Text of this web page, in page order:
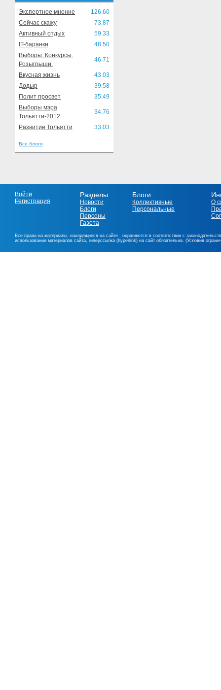
Экспертное мнение
126.60
Сейчас скажу
73.87
Активный отдых
59.33
IT-баранки
48.50
Выборы. Конкурсы.
Розыгрыши.
46.71
Вкусная жизнь
43.03
Додыр
39.58
Полит просвет
35.49
Выборы мэра
Тольятти-2012
34.76
Развитие Тольятти 33.03
Все блоги
Войти
Регистрация
Разделы
Новости
Блоги
Персоны
Газета
Блоги
Коллективные
Персональные
О
Все права на материалы, находящиеся на сайте , охраняются в соответствии с
использовании материалов сайта, гиперссылка (hyperlink) на сайт обязательна. (Условия